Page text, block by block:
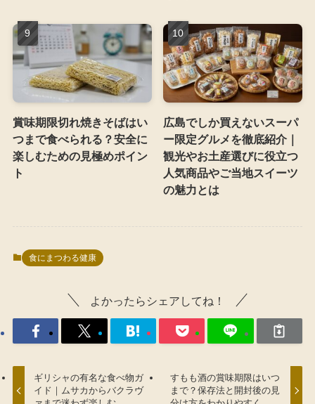
賞味期限切れ焼きそばはい
つまで食べられる？安全に
楽しむための見極めポイン
ト
広島でしか買えないスーパ
ー限定グルメを徹底紹介｜
観光やお土産選びに役立つ
人気商品やご当地スイーツ
の魅力とは
食にまつわる健康
よかったらシェアしてね！
ギリシャの有名な食べ物ガ
イド｜ムサカからバクラヴ
すもも酒の賞味期限はいつ
まで？保存法と開封後の見